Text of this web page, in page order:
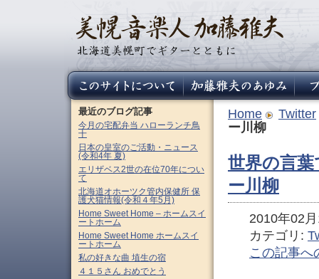
Home
Twitter
ー川柳
世界の言
ー川柳
2010年02
カテゴリ:
この記事へ
最近のブログ記事
今月の宅配弁当 ハローランチ鳥
十
日本の皇室のご活動・ニュース
(令和4年 夏)
エリザベス2世の在位70年につい
て
北海道オホーツク管内保健所 保
護犬猫情報(令和４年5月)
Home Sweet Home – ホームスイ
ートホーム
Home Sweet Home ホームスイ
ートホーム
私の好きな曲 埴生の宿
４１５さん おめでとう